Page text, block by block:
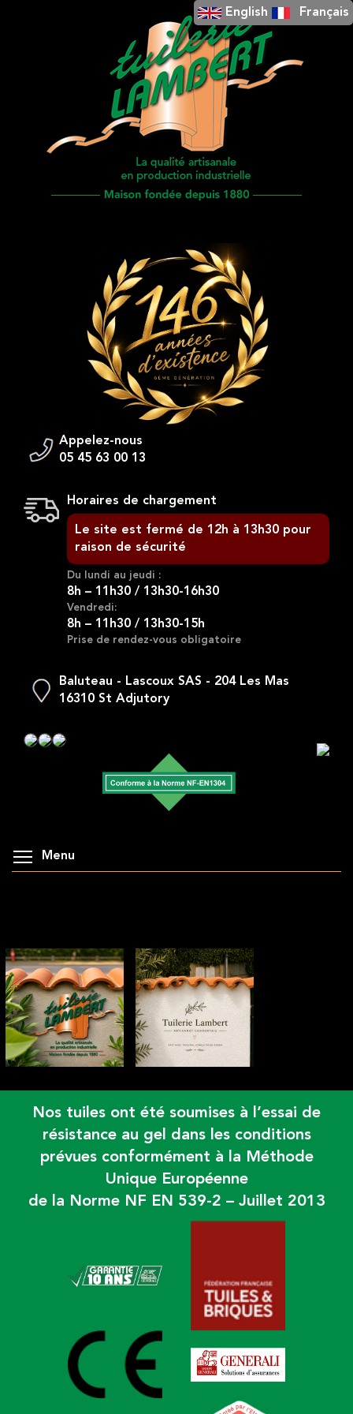
Appelez-nous
05 45 63 00 13
Horaires de chargement
Le site est fermé de 12h à 13h30 pour
raison de sécurité
Du lundi au jeudi :
8h – 11h30 / 13h30-16h30
Vendredi:
8h – 11h30 / 13h30-15h
Prise de rendez-vous obligatoire
Baluteau - Lascoux SAS - 204 Les Mas
16310 St Adjutory
Menu
English Français
Nos tuiles ont été soumises à l’essai de
résistance au gel dans les conditions
prévues conformément à la Méthode
Unique Européenne
de la Norme NF EN 539-2 – Juillet 2013